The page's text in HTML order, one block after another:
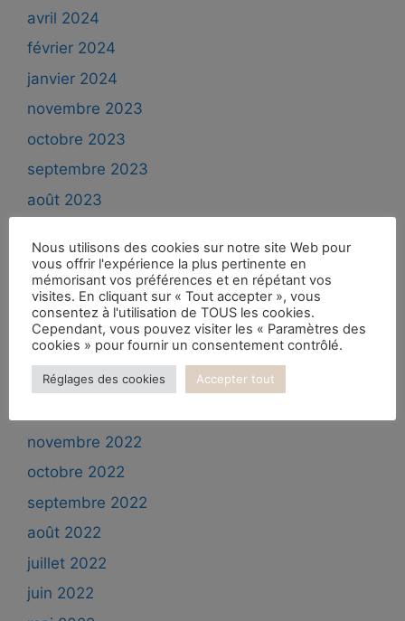
avril 2024
février 2024
janvier 2024
novembre 2023
octobre 2023
septembre 2023
août 2023
mai 2023
avril 2023
mars 2023
février 2023
janvier 2023
novembre 2022
octobre 2022
septembre 2022
août 2022
juillet 2022
juin 2022
Nous utilisons des cookies sur notre site Web pour
vous offrir l'expérience la plus pertinente en
mémorisant vos préférences et en répétant vos
visites. En cliquant sur « Tout accepter », vous
consentez à l'utilisation de TOUS les cookies.
Cependant, vous pouvez visiter les « Paramètres des
cookies » pour fournir un consentement contrôlé.
Réglages des cookies Accepter tout